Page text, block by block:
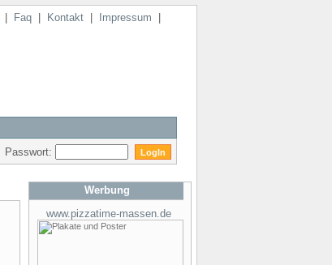
Faq Kontakt Impressum
Passwort:
Werbung
www.pizzatime-massen.de